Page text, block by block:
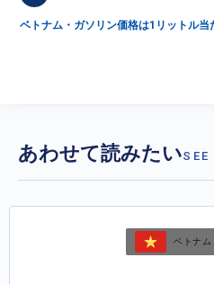
ベトナム・ガソリン価格は1リットル
あわせて読みたいSEE
ベトナム